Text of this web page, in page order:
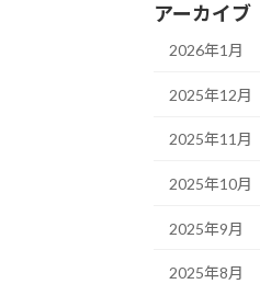
アーカイブ
2026年1月
2025年12月
2025年11月
2025年10月
2025年9月
2025年8月